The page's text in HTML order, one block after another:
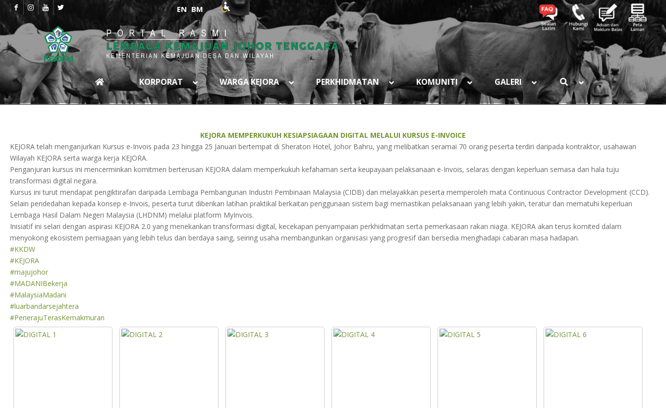
EN BM
KORPORAT WARGA KEJORA PERKHIDMATAN KOMUNITI GALERI
KEJORA MEMPERKUKUH KESIAPSIAGAAN DIGITAL MELALUI KURSUS E-INVOICE
KEJORA telah menganjurkan Kursus e-Invois pada 23 hingga 25 Januari bertempat di Sheraton Hotel, Johor Bahru, yang melibatkan seramai 70 orang peserta terdiri daripada kontraktor, usahawan
Wilayah KEJORA serta warga kerja KEJORA.
Penganjuran kursus ini mencerminkan komitmen berterusan KEJORA dalam memperkukuh kefahaman serta keupayaan pelaksanaan e-Invois, selaras dengan keperluan semasa dan hala tuju
transformasi digital negara.
Kursus ini turut mendapat pengiktirafan daripada Lembaga Pembangunan Industri Pembinaan Malaysia (CIDB) dan melayakkan peserta memperoleh mata Continuous Contractor Development (CCD).
Selain pendedahan kepada konsep e-Invois, peserta turut diberikan latihan praktikal berkaitan penggunaan sistem bagi memastikan pelaksanaan yang lebih yakin, teratur dan mematuhi keperluan
Lembaga Hasil Dalam Negeri Malaysia (LHDNM) melalui platform MyInvois.
Inisiatif ini selari dengan aspirasi KEJORA 2.0 yang menekankan transformasi digital, kecekapan penyampaian perkhidmatan serta pemerkasaan rakan niaga. KEJORA akan terus komited dalam
menyokong ekosistem perniagaan yang lebih telus dan berdaya saing, seiring usaha membangunkan organisasi yang progresif dan bersedia menghadapi cabaran masa hadapan.
#KKDW
#KEJORA
#majujohor
#MADANIBekerja
#MalaysiaMadani
#luarbandarsejahtera
#PenerajuTerasKemakmuran